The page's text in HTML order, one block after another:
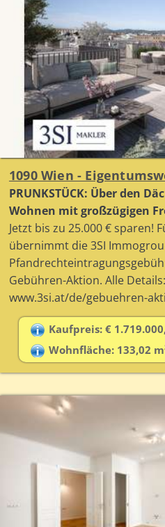
1090 Wien -
PRUNKSTÜCK: Über den
Wohnen mit großzügigen
Jetzt bis zu 25.000 € sparen!
übernimmt die 3SI
Gebühren-Aktion. Alle Details:
www.3si.at/de/gebuehren-
Kaufpreis: €
Wohnfläche: 133,02